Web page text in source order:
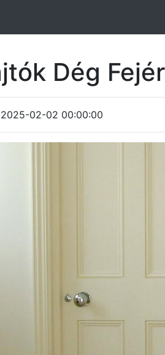
Dég
02-02 00:00:00